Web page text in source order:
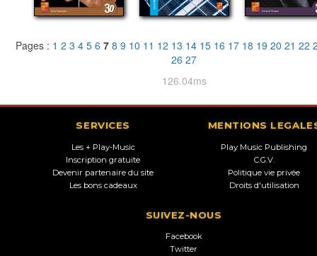
Pages : 1 2 3 4 5 6 7 8 9 10 11 12 13 14 15 16 17 18 19 20 21 22
26 27
126.04ms
SERVICES
Les + Play-Music
Inscription gratuite
Devenir partenaire du site
Les bons cadeaux
MENTIONS
Play Music Publishing
C.G.V.
Politique vie privée
Droits d'utilisation
SUIVEZ-NOUS
Facebook
Twitter